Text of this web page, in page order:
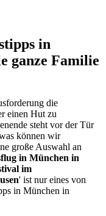
in
ganze Familie
die
einen Hut zu
steht vor der Tür
können wir
große Auswahl an
in München in
im
' ist nur eines von
in München in